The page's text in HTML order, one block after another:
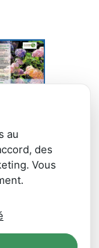
au
des
Vous